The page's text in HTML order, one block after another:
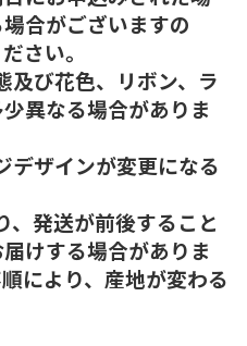
合がございますの
さい。
及び花色、リボン、ラ
異なる場合がありま
デザインが変更になる
、発送が前後すること
けする場合がありま
により、産地が変わる